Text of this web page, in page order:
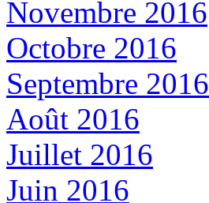
Novembre 2016
Octobre 2016
Septembre 2016
Août 2016
Juillet 2016
Juin 2016